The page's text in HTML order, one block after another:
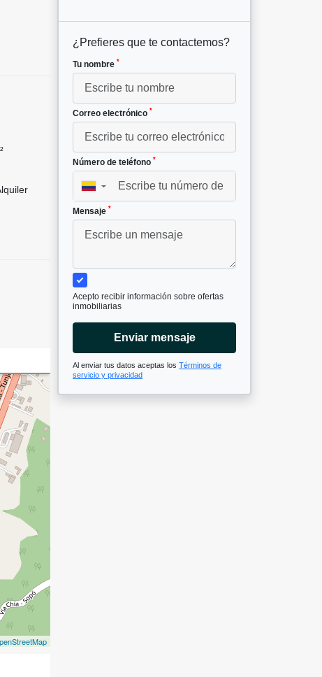
¿Prefieres que te contactemos?
Tu nombre *
Correo electrónico *
Número de teléfono *
▼
Mensaje *
Acepto recibir información sobre ofertas
inmobiliarias
Enviar mensaje
Al enviar tus datos aceptas los Términos de
servicio y privacidad